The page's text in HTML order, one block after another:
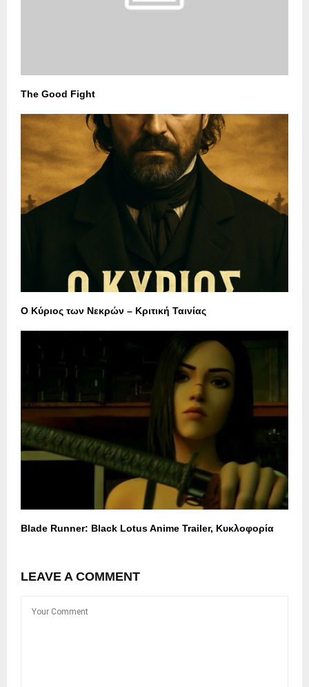
The Good Fight
Ο Κύριος των Νεκρών – Κριτική Ταινίας
Blade Runner: Black Lotus Anime Trailer, Κυκλοφορία
LEAVE A COMMENT